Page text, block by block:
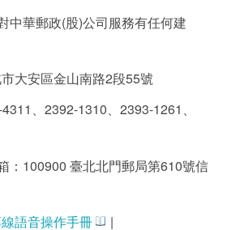
中華郵政(股)公司服務有任何建
大安區金山南路2段55號
4311、2392-1310、2393-1261、
：100900 臺北北門郵局第610號信
語音操作手冊 |